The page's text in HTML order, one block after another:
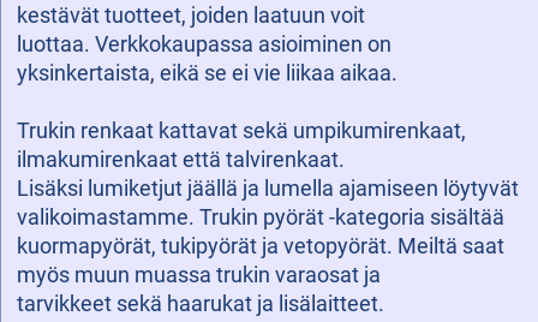
kestävät tuotteet, joiden laatuun voit
luottaa. Verkkokaupassa asioiminen on
yksinkertaista, eikä se ei vie liikaa aikaa.
Trukin renkaat kattavat sekä umpikumirenkaat,
ilmakumirenkaat että talvirenkaat.
Lisäksi lumiketjut jäällä ja lumella ajamiseen löytyvät
valikoimastamme. Trukin pyörät -kategoria sisältää
kuormapyörät, tukipyörät ja vetopyörät. Meiltä saat
myös muun muassa trukin varaosat ja
tarvikkeet sekä haarukat ja lisälaitteet.